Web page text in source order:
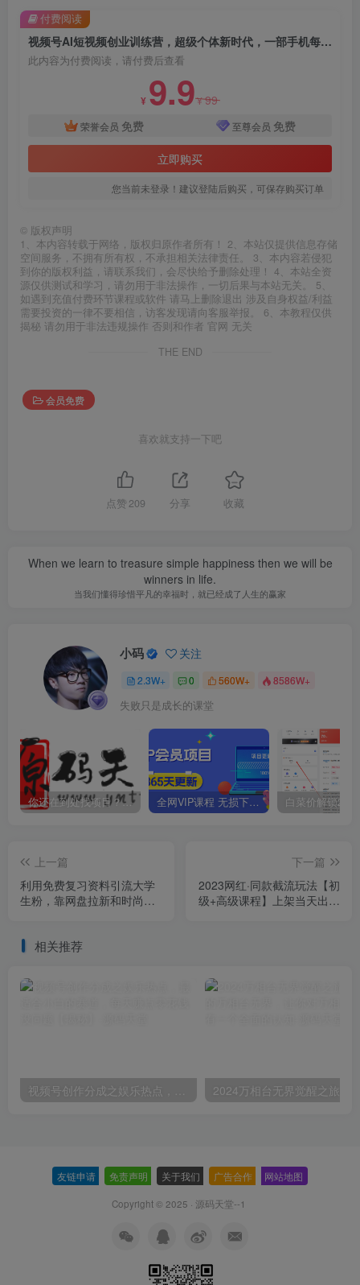
视频号AI短视频创业训练营，超级个体新时代，一部手机每天只需1小时轻松创业
此内容为付费阅读，请付费后查看
¥ 9.9¥99
荣誉会员 免费 至尊会员 免费
立即购买
您当前未登录！建议登陆后购买，可保存购买订单
付费阅读
© 版权声明
1、本内容转载于网络，版权归原作者所有！ 2、本站仅提供信息存储
空间服务，不拥有所有权，不承担相关法律责任。 3、本内容若侵犯
到你的版权利益，请联系我们，会尽快给予删除处理！ 4、本站全资
源仅供测试和学习，请勿用于非法操作，一切后果与本站无关。 5、
如遇到充值付费环节课程或软件 请马上删除退出 涉及自身权益/利益
需要投资的一律不要相信，访客发现请向客服举报。 6、本教程仅供
揭秘 请勿用于非法违规操作 否则和作者 官网 无关
THE END
会员免费
喜欢就支持一下吧
点赞 209 分享 收藏
When we learn to treasure simple happiness then we will be
winners in life.
当我们懂得珍惜平凡的幸福时，就已经成了人生的赢家
小码 关注
2.3W+ 0 560W+ 8586W+
失败只是成长的课堂
你还在到处找项目？还在当韭菜？我靠卖项目一个月收入5万+，曾经我也是个失败者。 全网VIP课程 无损下载~
上一篇
利用免费复习资料引流大学
生粉，靠网盘拉新和时尚单
下一篇
2023网红·同款截流玩法【初
级+高级课程】上架当天出单
相关推荐
视频号创作分成之娱乐热点，最适合小白的赛道，每天赚点零花钱没问题【揭秘】
友链申请 免责声明 关于我们 广告合作 网站地图
Copyright © 2025 · 源码天堂--1